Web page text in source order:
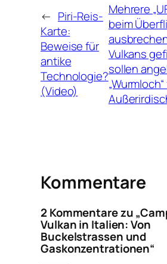
← Piri-Reis-
Karte:
Beweise für
antike
Technologie?
(Video)
Mehrere
beim
Vulkans
sollen
Kommentare
2 Kommentare zu
Vulkan in Italien: Von
Buckelstrassen und
Gaskonzentrationen“